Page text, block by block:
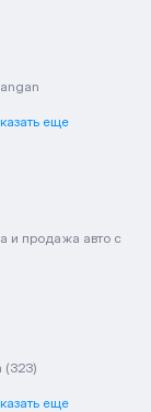
еще
и продажа авто с
(323)
еще